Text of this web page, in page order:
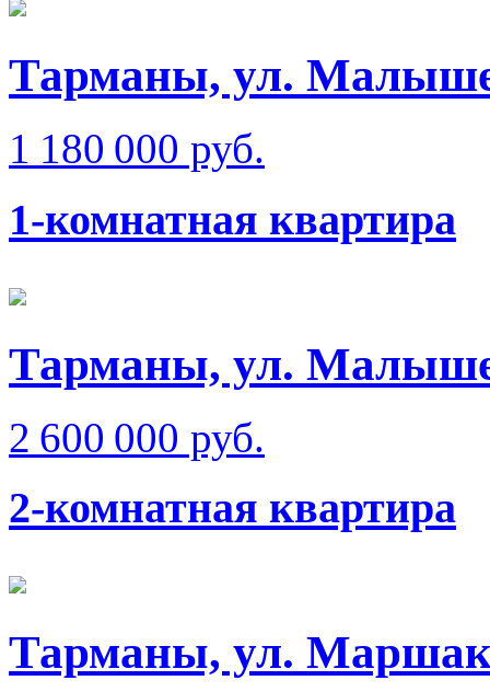
Тарманы, ул.
1 180 000 руб.
1-комнатная квартира
Тарманы, ул.
2 600 000 руб.
2-комнатная квартира
Тарманы, ул.